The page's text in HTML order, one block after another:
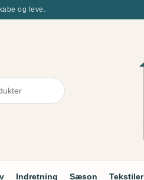
og leve.
Indretning Sæson Tekstiler